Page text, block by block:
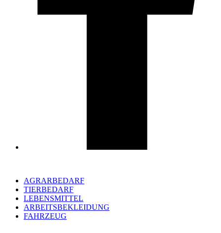
AGRARBEDARF
TIERBEDARF
LEBENSMITTEL
ARBEITSBEKLEIDUNG
FAHRZEUG